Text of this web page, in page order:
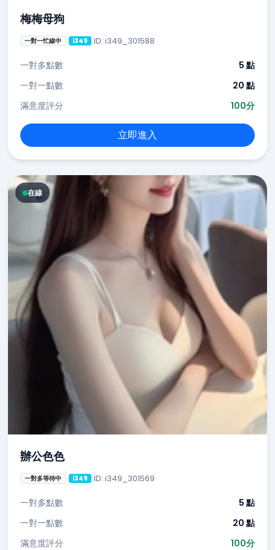
梅梅母狗
一對一忙線中 i349 ID: i349_301588
一對多點數
5 點
一對一點數
20 點
滿意度評分
100分
立即進入
在線
辦公色色
一對多等待中 i349 ID: i349_301569
一對多點數
5 點
一對一點數
20 點
滿意度評分
100分